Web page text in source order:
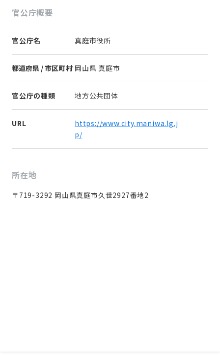
官公庁概要
官公庁名 真庭市役所
都道府県 / 市区町村 岡山県 真庭市
官公庁の種類 地方公共団体
URL
https://www.city.maniwa.lg.j
p/
所在地
〒719-3292 岡山県真庭市久世2927番地2